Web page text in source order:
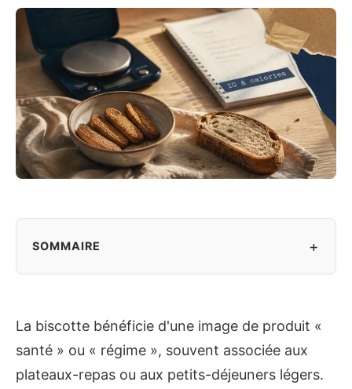
SOMMAIRE +
La biscotte bénéficie d'une image de produit «
santé » ou « régime », souvent associée aux
plateaux-repas ou aux petits-déjeuners légers.